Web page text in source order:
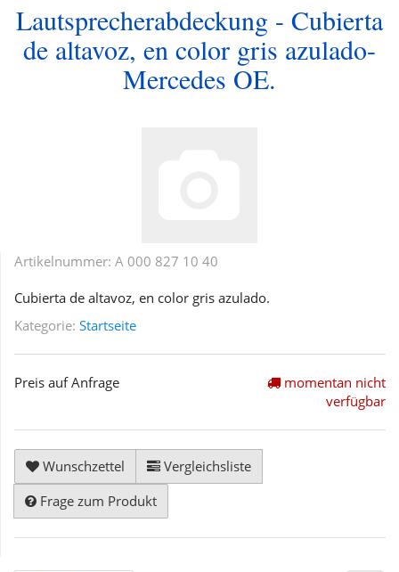
Lautsprecherabdeckung - Cubierta
de altavoz, en color gris azulado-
Mercedes OE.
Artikelnummer: A 000 827 10 40
Cubierta de altavoz, en color gris azulado.
Kategorie: Startseite
Preis auf Anfrage
momentan nicht
verfügbar
Wunschzettel
Vergleichsliste
Frage zum Produkt